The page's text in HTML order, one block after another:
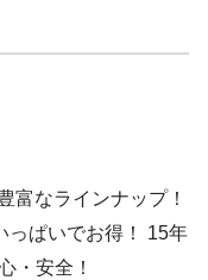
富なラインナップ！
っぱいでお得！ 15年
・安全！